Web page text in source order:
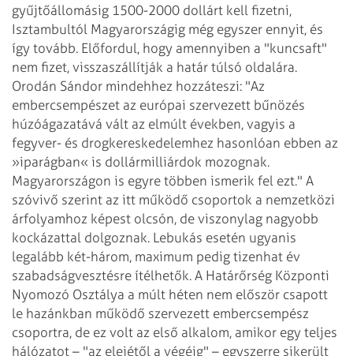
gyűjtőállomásig 1500-2000 dollárt kell fizetni,
Isztambultól Magyarországig még egyszer ennyit, és
így tovább. Előfordul, hogy amennyiben a "kuncsaft"
nem fizet, visszaszállítják a határ túlsó oldalára.
Orodán Sándor mindehhez hozzáteszi: "Az
embercsempészet az európai szervezett bűnözés
húzóágazatává vált az elmúlt években, vagyis a
fegyver- és drogkereskedelemhez hasonlóan ebben az
»iparágban« is dollármilliárdok mozognak.
Magyarországon is egyre többen ismerik fel ezt." A
szóvivő szerint az itt működő csoportok a nemzetközi
árfolyamhoz képest olcsón, de viszonylag nagyobb
kockázattal dolgoznak. Lebukás esetén ugyanis
legalább két-három, maximum pedig tizenhat év
szabadságvesztésre ítélhetők. A Határőrség Központi
Nyomozó Osztálya a múlt héten nem először csapott
le hazánkban működő szervezett embercsempész
csoportra, de ez volt az első alkalom, amikor egy teljes
hálózatot – "az elejétől a végéig" – egyszerre sikerült